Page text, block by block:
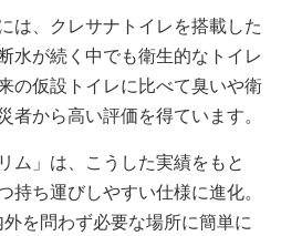
は、クレサナトイレを搭載した
水が続く中でも衛生的なトイレ
の仮設トイレに比べて臭いや衛
者から高い評価を得ています。
ム」は、こうした実績をもと
持ち運びしやすい仕様に進化。
を問わず必要な場所に簡単に